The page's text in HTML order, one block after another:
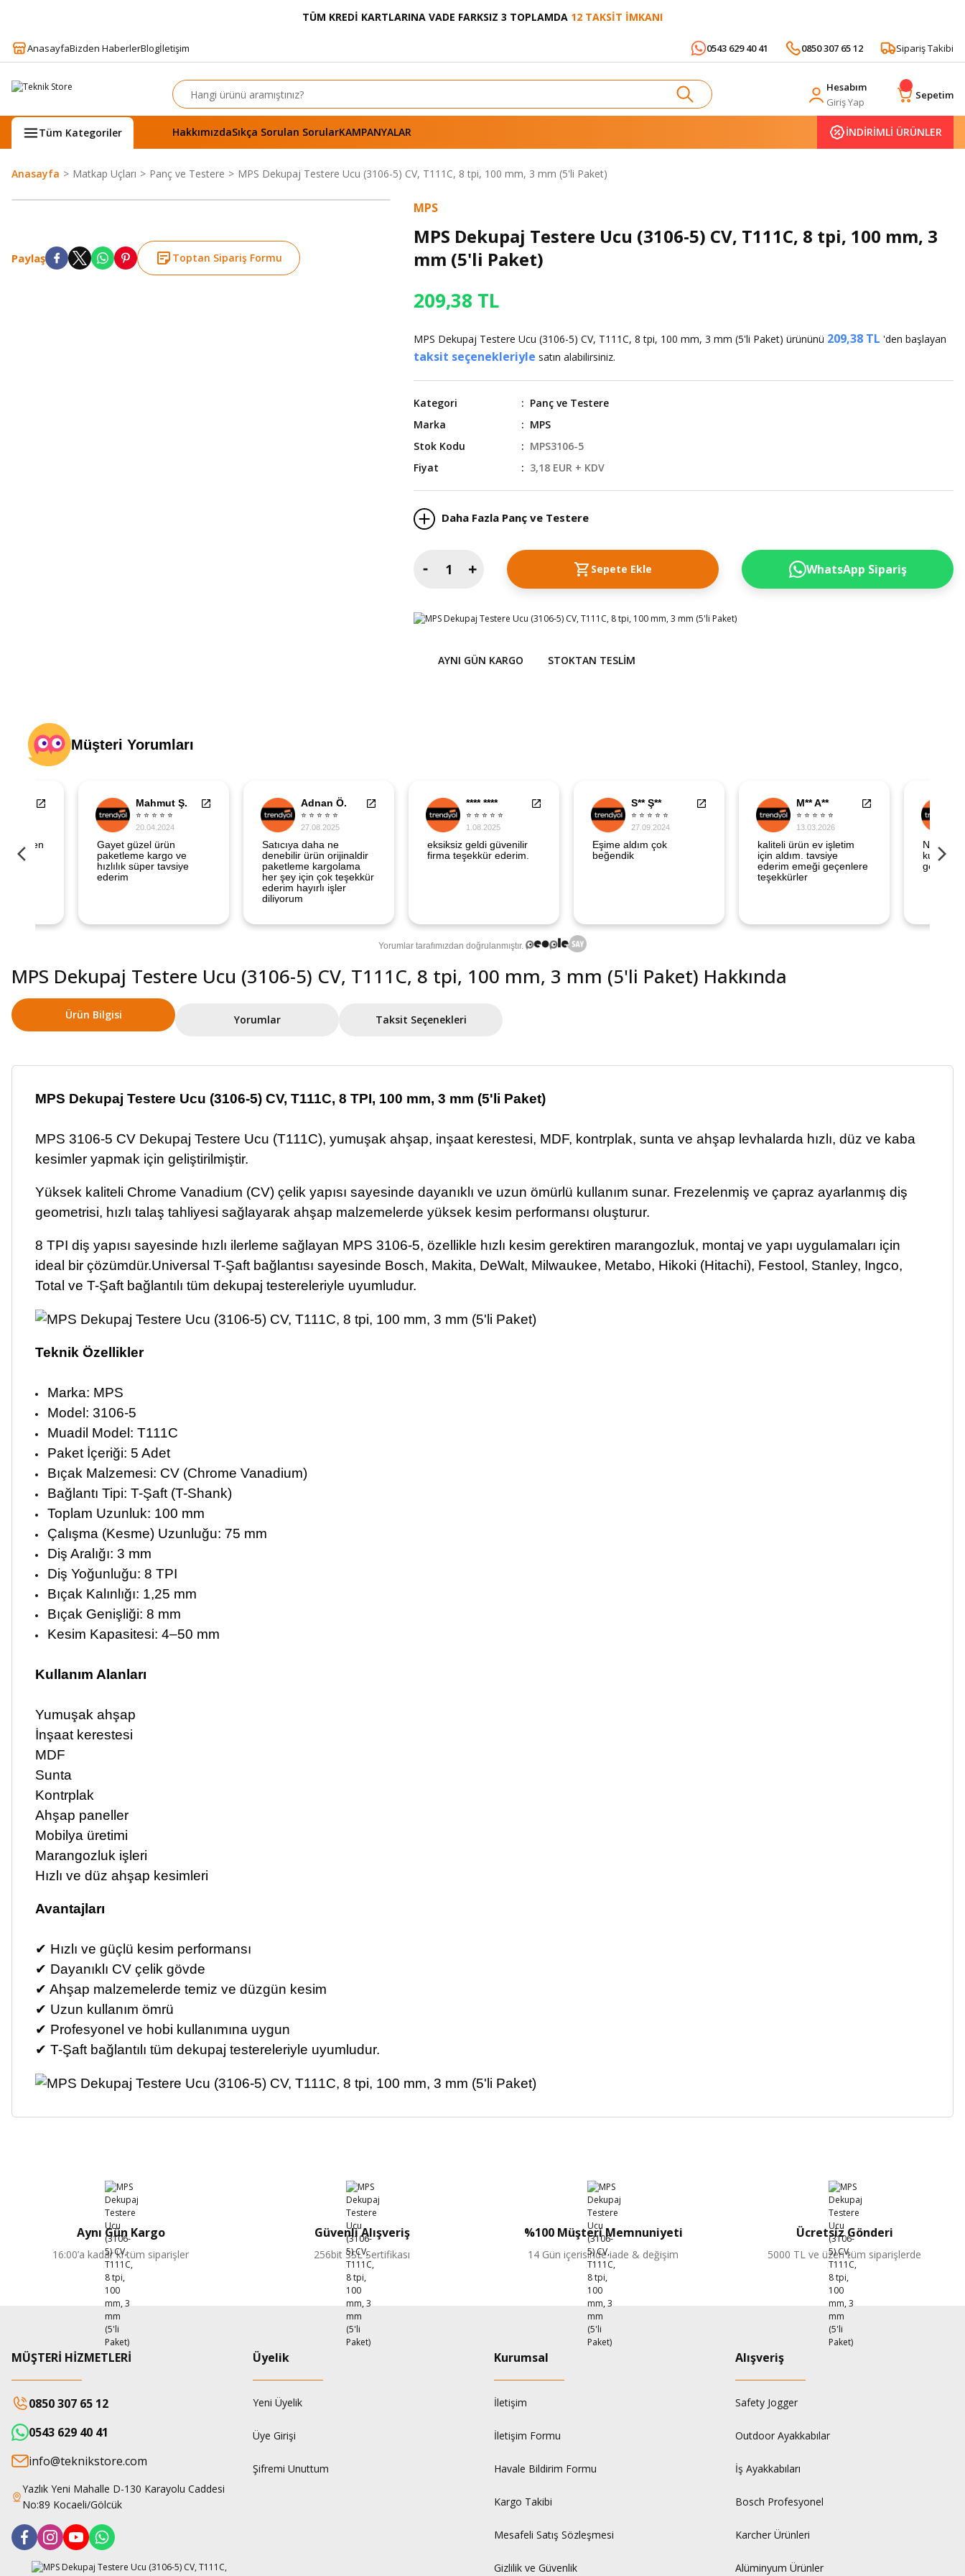
TÜM KREDİ KARTLARINA VADE FARKSIZ 3 TOPLAMDA 12 TAKSİT İMKANI
AnasayfaBizden HaberlerBlogİletişim 0543 629 40 41 0850 307 65 12 Sipariş Takibi
Hesabım
Giriş Yap
Sepetim
Tüm Kategoriler HakkımızdaSıkça Sorulan SorularKAMPANYALAR İNDİRİMLİ ÜRÜNLER
Anasayfa Matkap Uçları Panç ve Testere MPS Dekupaj Testere Ucu (3106-5) CV, T111C, 8 tpi, 100 mm, 3 mm (5'li Paket)
Paylaş Toptan Sipariş Formu
MPS
MPS Dekupaj Testere Ucu (3106-5) CV, T111C, 8 tpi, 100 mm, 3
mm (5'li Paket)
209,38 TL
MPS Dekupaj Testere Ucu (3106-5) CV, T111C, 8 tpi, 100 mm, 3 mm (5'li Paket) ürününü 209,38 TL 'den başlayan
taksit seçenekleriyle satın alabilirsiniz.
Kategori
Panç ve Testere
Marka
MPS
Stok Kodu
MPS3106-5
Fiyat
3,18 EUR + KDV
Daha Fazla Panç ve Testere
Sepete Ekle WhatsApp Sipariş
AYNI GÜN KARGO STOKTAN TESLIM
MPS Dekupaj Testere Ucu (3106-5) CV, T111C, 8 tpi, 100 mm, 3 mm (5'li Paket) Hakkında
Ürün Bilgisi Yorumlar Taksit Seçenekleri
MPS Dekupaj Testere Ucu (3106-5) CV, T111C, 8 TPI, 100 mm, 3 mm (5'li Paket)
MPS 3106-5 CV Dekupaj Testere Ucu (T111C), yumuşak ahşap, inşaat kerestesi, MDF, kontrplak, sunta ve ahşap levhalarda hızlı, düz ve kaba
kesimler yapmak için geliştirilmiştir.
Yüksek kaliteli Chrome Vanadium (CV) çelik yapısı sayesinde dayanıklı ve uzun ömürlü kullanım sunar. Frezelenmiş ve çapraz ayarlanmış diş
geometrisi, hızlı talaş tahliyesi sağlayarak ahşap malzemelerde yüksek kesim performansı oluşturur.
8 TPI diş yapısı sayesinde hızlı ilerleme sağlayan MPS 3106-5, özellikle hızlı kesim gerektiren marangozluk, montaj ve yapı uygulamaları için
ideal bir çözümdür.Universal T-Şaft bağlantısı sayesinde Bosch, Makita, DeWalt, Milwaukee, Metabo, Hikoki (Hitachi), Festool, Stanley, Ingco,
Total ve T-Şaft bağlantılı tüm dekupaj testereleriyle uyumludur.
Teknik Özellikler
Marka: MPS
Model: 3106-5
Muadil Model: T111C
Paket İçeriği: 5 Adet
Bıçak Malzemesi: CV (Chrome Vanadium)
Bağlantı Tipi: T-Şaft (T-Shank)
Toplam Uzunluk: 100 mm
Çalışma (Kesme) Uzunluğu: 75 mm
Diş Aralığı: 3 mm
Diş Yoğunluğu: 8 TPI
Bıçak Kalınlığı: 1,25 mm
Bıçak Genişliği: 8 mm
Kesim Kapasitesi: 4–50 mm
Kullanım Alanları
Yumuşak ahşap
İnşaat kerestesi
MDF
Sunta
Kontrplak
Ahşap paneller
Mobilya üretimi
Marangozluk işleri
Hızlı ve düz ahşap kesimleri
Avantajları
✔ Hızlı ve güçlü kesim performansı
✔ Dayanıklı CV çelik gövde
✔ Ahşap malzemelerde temiz ve düzgün kesim
✔ Uzun kullanım ömrü
✔ Profesyonel ve hobi kullanımına uygun
✔ T-Şaft bağlantılı tüm dekupaj testereleriyle uyumludur.
Aynı Gün Kargo
16:00’a kadar ki tüm siparişler
Güvenli Alışveriş
256bit SSL Sertifikası
%100 Müşteri Memnuniyeti
14 Gün içerisinde iade & değişim
Ücretsiz Gönderi
5000 TL ve üzeri tüm siparişlerde
MÜŞTERİ HİZMETLERİ
0850 307 65 12
0543 629 40 41
info@teknikstore.com
Yazlık Yeni Mahalle D-130 Karayolu Caddesi
No:89 Kocaeli/Gölcük
Üyelik
Yeni Üyelik
Üye Girişi
Şifremi Unuttum
Kurumsal
İletişim
İletişim Formu
Havale Bildirim Formu
Kargo Takibi
Mesafeli Satış Sözleşmesi
Gizlilik ve Güvenlik
Alışveriş
Safety Jogger
Outdoor Ayakkabılar
İş Ayakkabıları
Bosch Profesyonel
Karcher Ürünleri
Alüminyum Ürünler